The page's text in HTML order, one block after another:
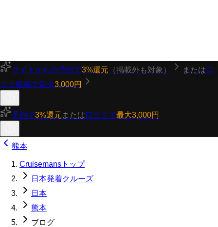
サイトからの予約で3%還元 （掲載外も対象） または口
コミ投稿で最大3,000円
予約で3%還元 または口コミで最大3,000円
熊本
Cruisemansトップ
日本発着クルーズ
日本
熊本
ブログ